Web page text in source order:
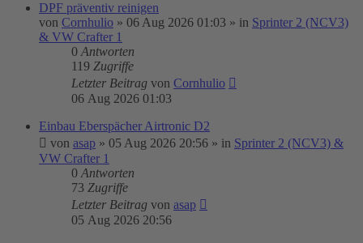
DPF präventiv reinigen
von Cornhulio » 06 Aug 2026 01:03 » in Sprinter 2 (NCV3)
& VW Crafter 1
0 Antworten
119 Zugriffe
Letzter Beitrag von Cornhulio
06 Aug 2026 01:03
Einbau Eberspächer Airtronic D2
von asap » 05 Aug 2026 20:56 » in Sprinter 2 (NCV3) &
VW Crafter 1
0 Antworten
73 Zugriffe
Letzter Beitrag von asap
05 Aug 2026 20:56